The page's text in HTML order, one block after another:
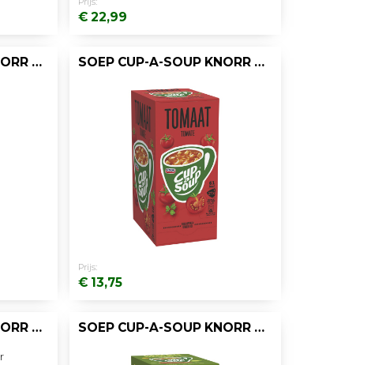
€ 22,99
SOEP CUP-A-SOUP KNORR CHAM+HAM/DS21 SOEP CUP-A-SOUP KNORR TOMATEN/DOOS 21
Prijs:
€ 13,75
SOEP CUP-A-SOUP KNORR INDIASE KERRIE/D21 SOEP CUP-A-SOUP KNORR GROENTE/DS 21